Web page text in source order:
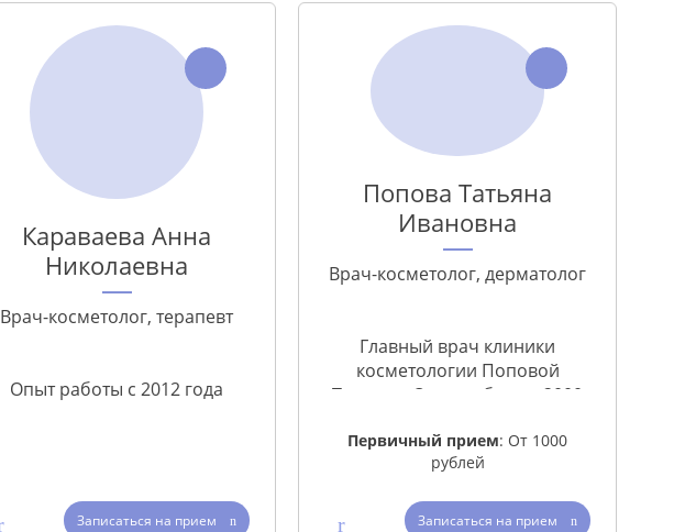
Караваева Анна
Николаевна
Врач-косметолог, терапевт
Опыт работы с 2012 года
Записаться на прием
Попова Татьяна
Ивановна
Врач-косметолог, дерматолог
Главный врач клиники
косметологии Поповой
Татьяны. Опыт работы с 2000
Первичный прием: От 1000
рублей
Записаться на прием